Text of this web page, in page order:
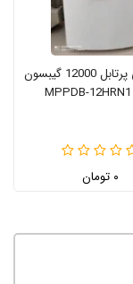
کولر گازی پرتابل 12000 گیبسون
۰ تومان